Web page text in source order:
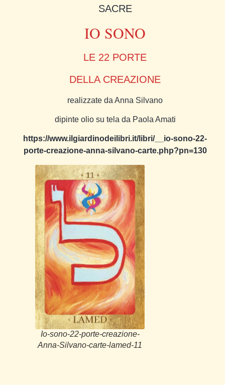
SACRE
IO SONO
LE 22 PORTE
DELLA CREAZIONE
realizzate da Anna Silvano
dipinte olio su tela da Paola Amati
https://www.ilgiardinodeilibri.it/libri/__io-sono-22-
porte-creazione-anna-silvano-carte.php?pn=130
Io-sono-22-porte-creazione-
Anna-Silvano-carte-lamed-11